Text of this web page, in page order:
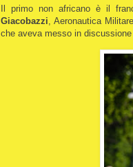
Il primo non africano è il
Giacobazzi, Aeronautica
che aveva messo in